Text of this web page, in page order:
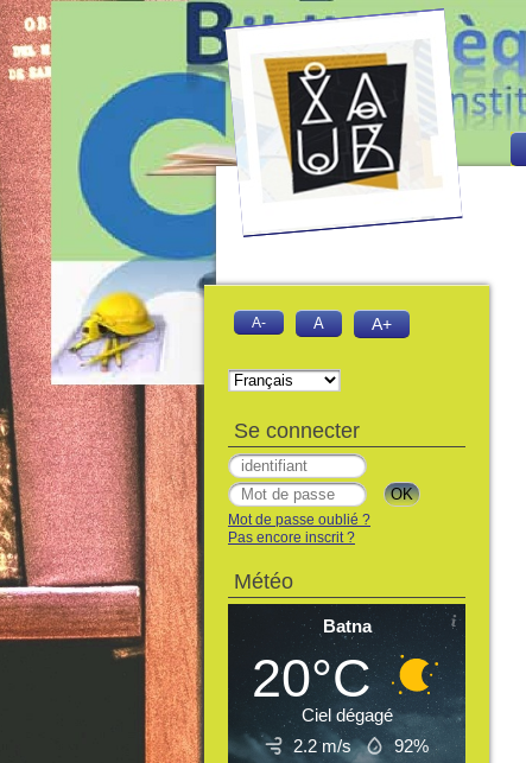
A- A A+
Se connecter
Mot de passe oublié ?
Pas encore inscrit ?
Météo
Batna
20°C
Ciel dégagé
2.2 m/s
92%